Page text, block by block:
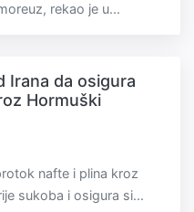
rekao je u...
Irana da osigura
Hormuški
nafte i plina kroz
sukoba i osigura si...